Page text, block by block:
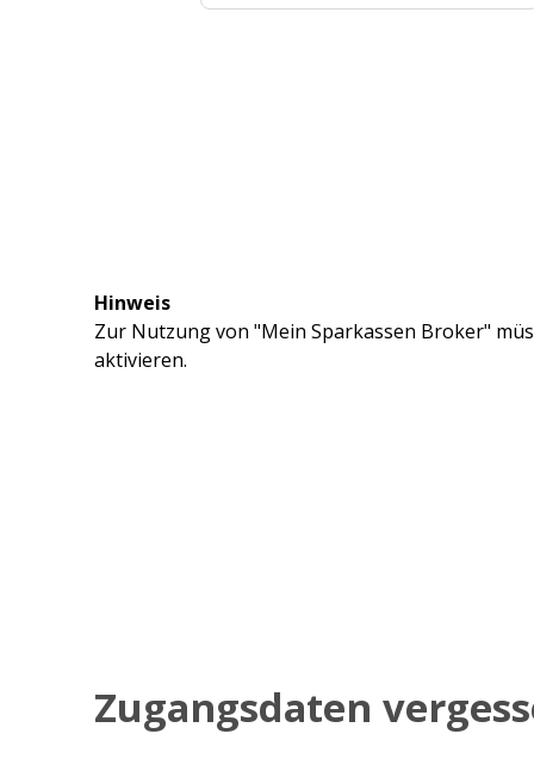
Hinweis
Zur Nutzung von "Mein Sparkassen Broker"
aktivieren.
Zugangsdaten